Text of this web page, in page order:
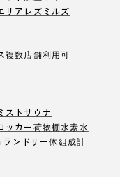
リア レズミルズ
複数店舗利用可
ストサウナ
ッカー荷物棚水素水
ランドリー体組成計